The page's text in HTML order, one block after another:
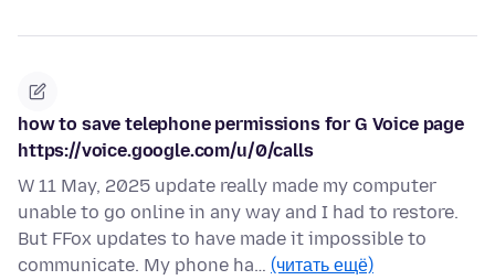
how to save telephone permissions for G Voice page
https://voice.google.com/u/0/calls
W 11 May, 2025 update really made my computer
unable to go online in any way and I had to restore.
But FFox updates to have made it impossible to
communicate. My phone ha… (читать ещё)